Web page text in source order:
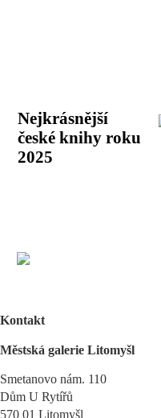
Nejkrásnější
české knihy roku
2025
Kontakt
Městská galerie Litomyšl
Smetanovo nám. 110
Dům U Rytířů
570 01 Litomyšl